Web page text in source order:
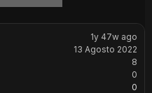
1y 47w ago
13 Agosto 2022
8
0
0